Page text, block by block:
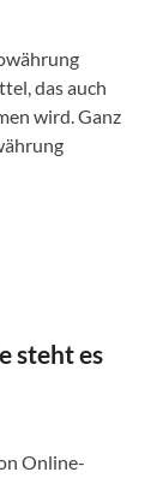
das auch
wird. Ganz
steht es
Online-